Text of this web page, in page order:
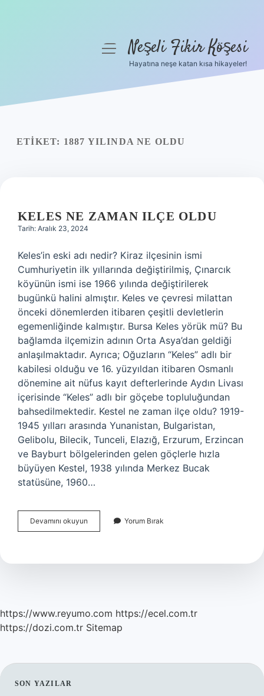
Yasal Uyarı
menüyüNeşeli Fikir Köşesi
Hayatına neşe katan kısa hikayeler!
ETIKET: 1887 YILINDA NE OLDU
KELES NE ZAMAN ILÇE OLDU
Tarih: Aralık 23, 2024
Keles’in eski adı nedir? Kiraz ilçesinin ismi
Cumhuriyetin ilk yıllarında değiştirilmiş, Çınarcık
köyünün ismi ise 1966 yılında değiştirilerek
bugünkü halini almıştır. Keles ve çevresi milattan
önceki dönemlerden itibaren çeşitli devletlerin
egemenliğinde kalmıştır. Bursa Keles yörük mü? Bu
bağlamda ilçemizin adının Orta Asya’dan geldiği
anlaşılmaktadır. Ayrıca; Oğuzların “Keles” adlı bir
kabilesi olduğu ve 16. yüzyıldan itibaren Osmanlı
dönemine ait nüfus kayıt defterlerinde Aydın Livası
içerisinde “Keles” adlı bir göçebe topluluğundan
bahsedilmektedir. Kestel ne zaman ilçe oldu? 1919-
1945 yılları arasında Yunanistan, Bulgaristan,
Gelibolu, Bilecik, Tunceli, Elazığ, Erzurum, Erzincan
ve Bayburt bölgelerinden gelen göçlerle hızla
büyüyen Kestel, 1938 yılında Merkez Bucak
statüsüne, 1960…
Devamını okuyun
Ne
Oldu
Yorum Bırak
https://www.reyumo.com https://ecel.com.tr
https://dozi.com.tr Sitemap
SON YAZILAR